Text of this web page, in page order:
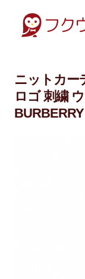
ニットカー
ロゴ 刺繍